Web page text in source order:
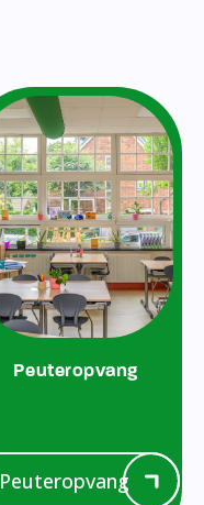
Peuteropvang
Peuteropvang